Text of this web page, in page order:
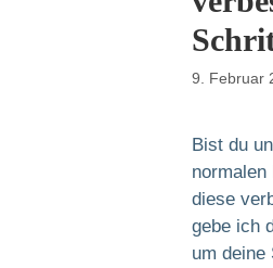
9. Februar
Bist du
diese
gebe ich
um deine